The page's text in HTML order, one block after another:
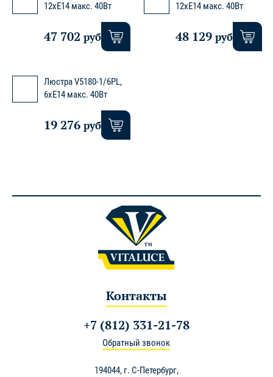
12xE14 макс. 40Вт
47 702 руб.
12xE14 макс. 40Вт
48 129 руб.
Люстра V5180-1/6PL,
6xE14 макс. 40Вт
19 276 руб.
Контакты
+7 (812) 331-21-78
Обратный звонок
194044, г. С-Петербург,